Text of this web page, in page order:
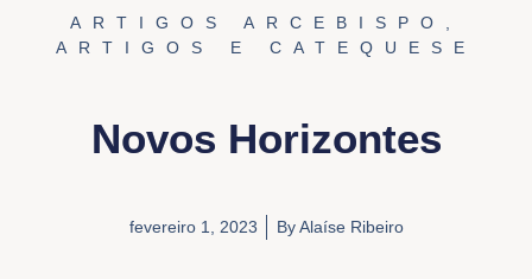
ARTIGOS ARCEBISPO ,
ARTIGOS E CATEQUESE
Novos Horizontes
fevereiro 1, 2023 ByAlaíse Ribeiro